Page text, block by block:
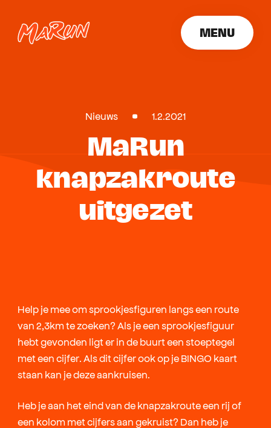
MENU
Nieuws 1.2.2021
MaRun
knapzakroute
uitgezet
Help je mee om sprookjesfiguren langs een route
van 2,3km te zoeken? Als je een sprookjesfiguur
hebt gevonden ligt er in de buurt een stoeptegel
met een cijfer. Als dit cijfer ook op je BINGO kaart
staan kan je deze aankruisen.
Heb je aan het eind van de knapzakroute een rij of
een kolom met cijfers aan gekruist? Dan heb je